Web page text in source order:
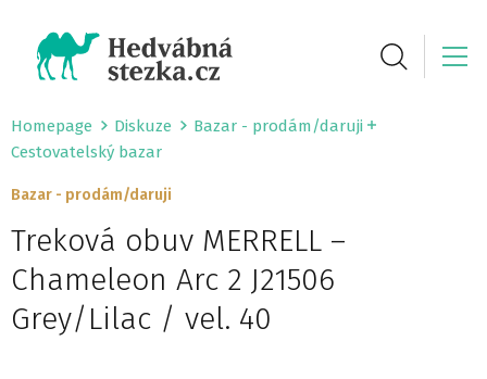
Homepage Diskuze
Bazar - prodám/daruji
Cestovatelský bazar
Bazar - prodám/daruji
Treková obuv MERRELL –
Chameleon Arc 2 J21506
Grey/Lilac / vel. 40